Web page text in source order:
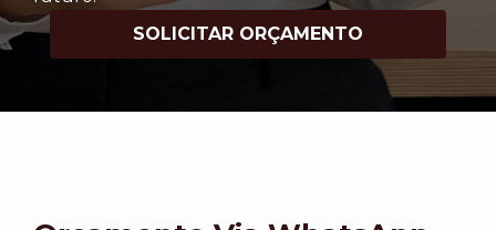
SOLICITAR ORÇAMENTO